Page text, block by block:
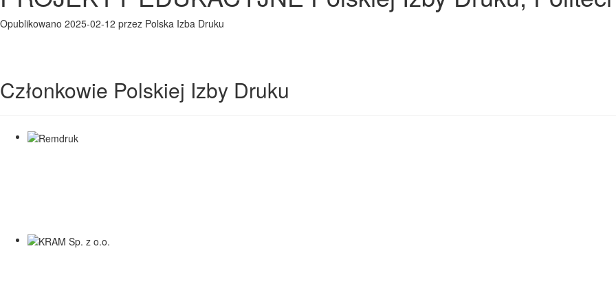
Opublikowano 2025-02-12 przez Polska Izba Druku
Członkowie Polskiej Izby Druku